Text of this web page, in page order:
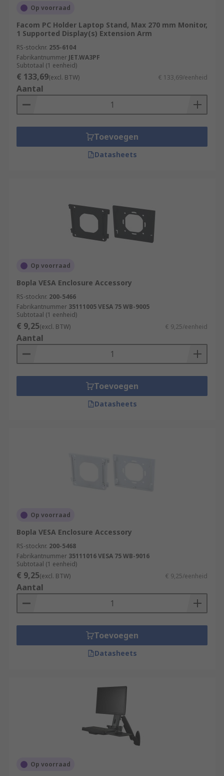
Op voorraad
Facom PC Holder Laptop Stand, Max 270 mm Monitor,
1 Supported Display(s) Extension Arm
RS-stocknr. 255-6104
Fabrikantnummer JET.WA3PF
Subtotaal (1 eenheid)
€ 133,69(excl. BTW) € 133,69/eenheid
Aantal
Toevoegen
Datasheets
Op voorraad
Bopla VESA Enclosure Accessory
RS-stocknr. 200-5466
Fabrikantnummer 35111005 VESA 75 WB-9005
Subtotaal (1 eenheid)
€ 9,25(excl. BTW) € 9,25/eenheid
Aantal
Toevoegen
Datasheets
Op voorraad
Bopla VESA Enclosure Accessory
RS-stocknr. 200-5468
Fabrikantnummer 35111016 VESA 75 WB-9016
Subtotaal (1 eenheid)
€ 9,25(excl. BTW) € 9,25/eenheid
Aantal
Toevoegen
Datasheets
Op voorraad